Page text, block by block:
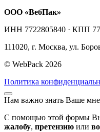
ООО «ВебПак»
ИНН 7722805840 · КПП
111020, г. Москва, ул.
© WebPack 2026
Политика
Нам важно знать Ваше
С помощью этой формы
жалобу, претензию или